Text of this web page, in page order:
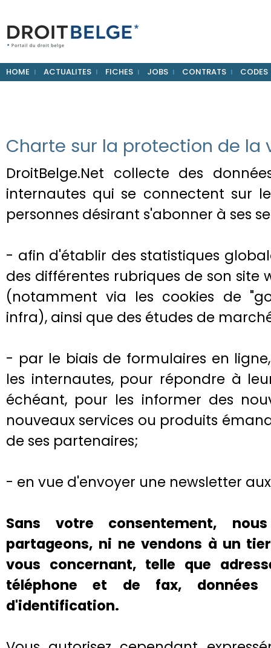
HOME ACTUALITES FICHES JOBS CONTRATS CODES
Charte sur la protection de la
DroitBelge.Net collecte des
internautes qui se connectent sur
personnes désirant s'abonner à ses
- afin d'établir des statistiques
des différentes rubriques de son site
(notamment via les cookies de
infra), ainsi que des études de
- par le biais de formulaires en
les internautes, pour répondre à
échéant, pour les informer des
nouveaux services ou produits
de ses partenaires;
- en vue d'envoyer une newsletter
Sans votre consentement,
partageons, ni ne vendons à un
vous concernant, telle que
téléphone et de fax, données
d'identification.